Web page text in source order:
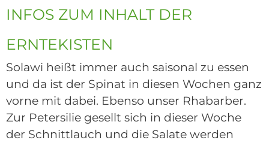
INFOS ZUM INHALT DER
ERNTEKISTEN
Solawi heißt immer auch saisonal zu essen
und da ist der Spinat in diesen Wochen ganz
vorne mit dabei. Ebenso unser Rhabarber.
Zur Petersilie gesellt sich in dieser Woche
der Schnittlauch und die Salate werden